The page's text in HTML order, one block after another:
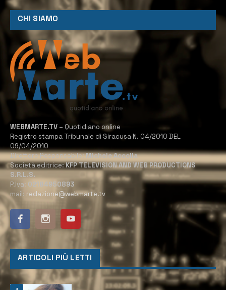
CHI SIAMO
WEBMARTE.TV – Quotidiano online
Registro stampa Tribunale di Siracusa N. 04/2010 DEL
09/04/2010
Direttore Responsabile:Michele Accolla
Società editrice:KFP TELEVISION AND WEB PRODUCTIONS
S.R.L.S.
P.Iva: 02184950893
mail: redazione@webmarte.tv
ARTICOLI PIÙ LETTI